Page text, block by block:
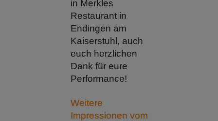
in Merkles
Restaurant in
Endingen am
Kaiserstuhl, auch
euch herzlichen
Dank für eure
Performance!
Weitere
Impressionen vom